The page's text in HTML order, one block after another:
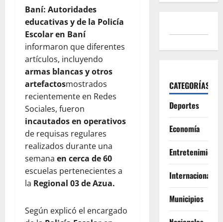
Baní: Autoridades
educativas y de la Policía
Escolar en Baní
informaron que diferentes
artículos, incluyendo
armas blancas y otros
artefactosmostrados
recientemente en Redes
Sociales, fueron
incautados en operativos
de requisas regulares
realizados durante una
semana en cerca de 60
escuelas pertenecientes a
la Regional 03 de Azua.
Según explicó el encargado
CATEGORÍAS
Deportes
Economía
Entretenimiento
Internacionales
Municipios